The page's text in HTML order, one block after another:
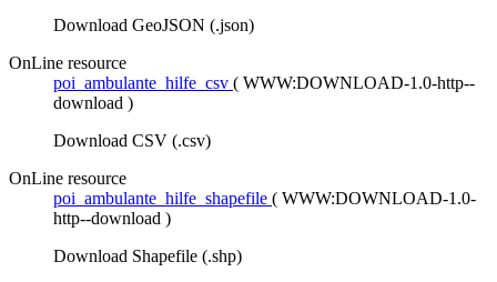
Download GeoJSON (.json)
OnLine resource
poi_ambulante_hilfe_csv ( WWW:DOWNLOAD-1.0-http--
download )
Download CSV (.csv)
OnLine resource
poi_ambulante_hilfe_shapefile ( WWW:DOWNLOAD-1.0-
http--download )
Download Shapefile (.shp)